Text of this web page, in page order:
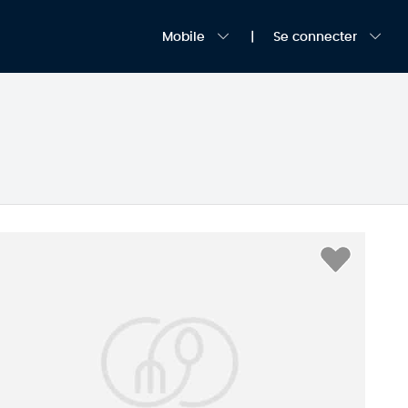
Mobile Se connecter